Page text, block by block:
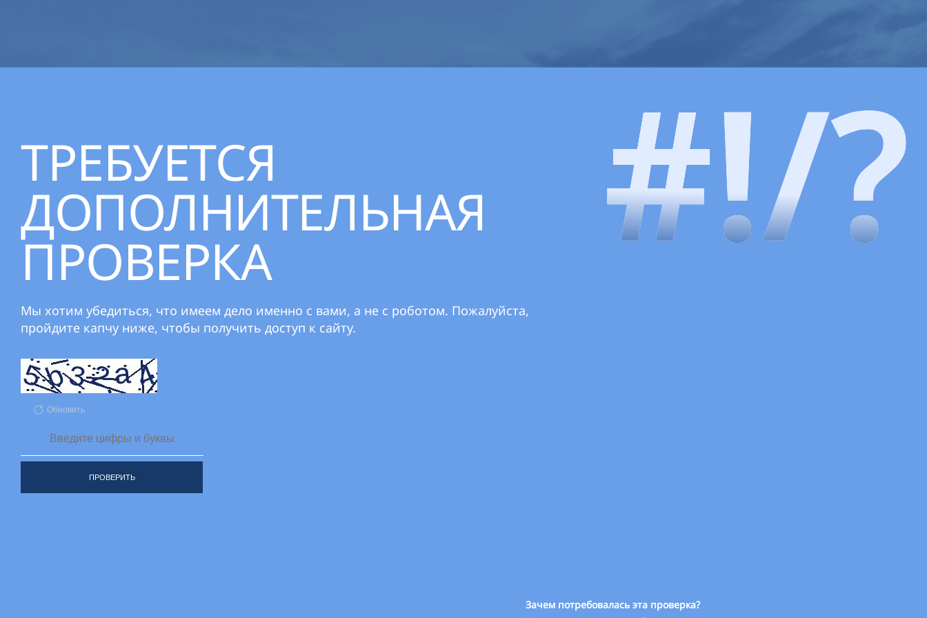
ТРЕБУЕТСЯ
ДОПОЛНИТЕЛЬНАЯ
ПРОВЕРКА
Мы хотим убедиться, что имеем дело именно с вами, а не с роботом. Пожалуйста,
пройдите капчу ниже, чтобы получить доступ к сайту.
Обновить
ПРОВЕРИТЬ
Зачем потребовалась эта проверка?